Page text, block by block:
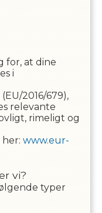
for, at dine
i
2016/679),
relevante
rimeligt og
www.eur-
vi?
typer